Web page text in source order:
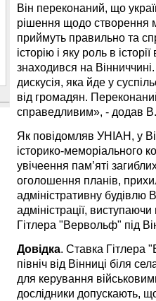
Він переконаний, що
рішення щодо створення
приймуть правильно та
історію і яку роль в
знаходився на
дискусія, яка йде у
від громадян.
справедливим», - додав
Як повідомляв УНІАН, у
історико-меморіального
увічеення пам’яті
оголошення планів,
адміністративну будівлю
адміністрації,
Гітлера "Вервольф" під
Довідка. Ставка Гітлера
північ від Вінниці біля
для керування
дослідники допускають,